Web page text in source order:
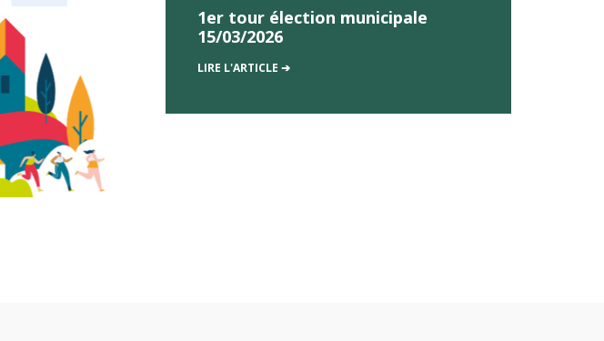
1er tour élection municipale
15/03/2026
LIRE L'ARTICLE ➔